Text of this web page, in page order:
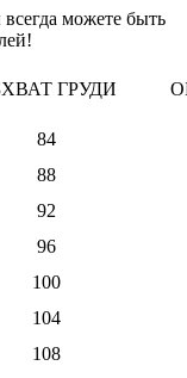
можете быть
ГРУДИ
84
88
92
96
100
104
108